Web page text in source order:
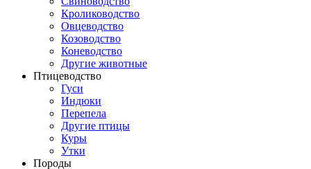
Кролиководство
Овцеводство
Козоводство
Коневодство
Другие животные
Птицеводство
Гуси
Индюки
Перепела
Другие птицы
Куры
Утки
Породы